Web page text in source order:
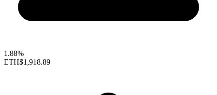
1.88%
ETH$1,918.89